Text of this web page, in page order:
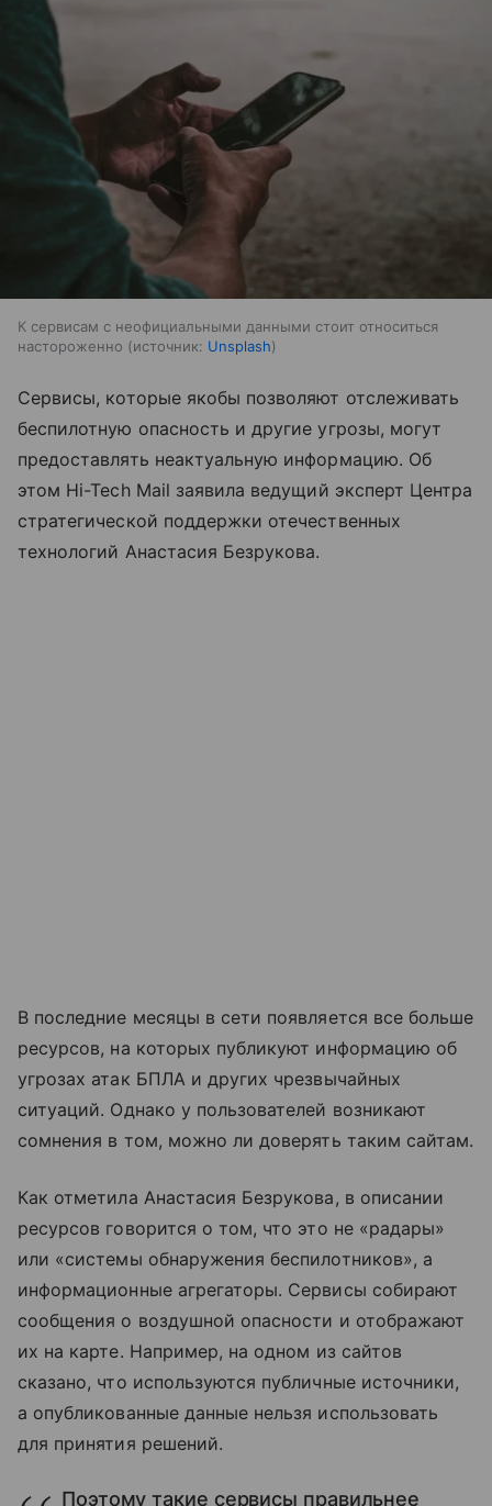
К сервисам с неофициальными данными стоит относиться
настороженно
источник: Unsplash
Сервисы, которые якобы позволяют отслеживать
беспилотную опасность и другие угрозы, могут
предоставлять неактуальную информацию. Об
этом Hi-Tech Mail заявила ведущий эксперт Центра
стратегической поддержки отечественных
технологий Анастасия Безрукова.
В последние месяцы в сети появляется все больше
ресурсов, на которых публикуют информацию об
угрозах атак БПЛА и других чрезвычайных
ситуаций. Однако у пользователей возникают
сомнения в том, можно ли доверять таким сайтам.
Как отметила Анастасия Безрукова, в описании
ресурсов говорится о том, что это не «радары»
или «системы обнаружения беспилотников», а
информационные агрегаторы. Сервисы собирают
сообщения о воздушной опасности и отображают
их на карте. Например, на одном из сайтов
сказано, что используются публичные источники,
а опубликованные данные нельзя использовать
для принятия решений.
Поэтому такие сервисы правильнее